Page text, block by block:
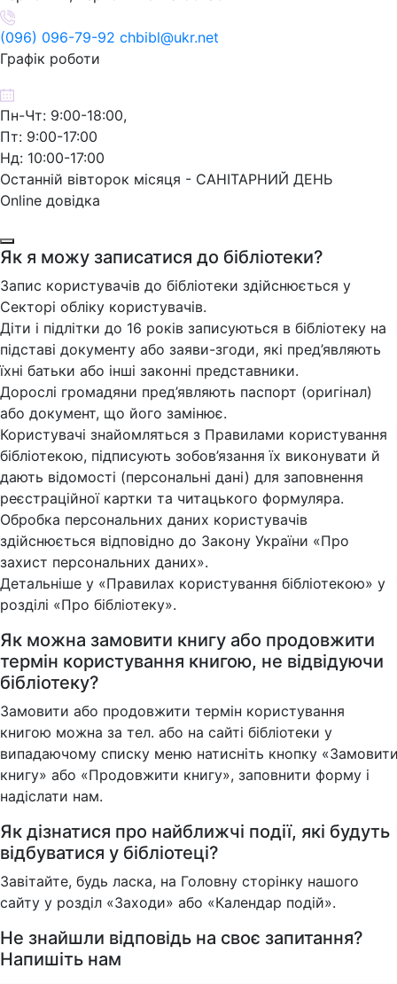
(096) 096-79-92 chbibl@ukr.net
Графік роботи
Пн-Чт: 9:00-18:00,
Пт: 9:00-17:00
Нд: 10:00-17:00
Останній вівторок місяця - САНІТАРНИЙ ДЕНЬ
Online довідка
Як я можу записатися до бібліотеки?
Запис користувачів до бібліотеки здійснюється у
Секторі обліку користувачів.
Діти і підлітки до 16 років записуються в бібліотеку на
підставі документу або заяви-згоди, які пред’являють
їхні батьки або інші законні представники.
Дорослі громадяни пред’являють паспорт (оригінал)
або документ, що його замінює.
Користувачі знайомляться з Правилами користування
бібліотекою, підписують зобов’язання їх виконувати й
дають відомості (персональні дані) для заповнення
реєстраційної картки та читацького формуляра.
Обробка персональних даних користувачів
здійснюється відповідно до Закону України «Про
захист персональних даних».
Детальніше у «Правилах користування бібліотекою» у
розділі «Про бібліотеку».
Як можна замовити книгу або продовжити
термін користування книгою, не відвідуючи
бібліотеку?
Замовити або продовжити термін користування
книгою можна за тел. або на сайті бібліотеки у
випадаючому списку меню натисніть кнопку
книгу» або «Продовжити книгу», заповнити форму і
надіслати нам.
Як дізнатися про найближчі події, які будуть
відбуватися у бібліотеці?
Завітайте, будь ласка, на Головну сторінку нашого
сайту у розділ «Заходи» або «Календар подій».
Не знайшли відповідь на своє запитання?
Напишіть нам